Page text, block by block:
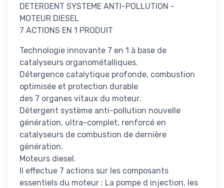
DETERGENT SYSTEME ANTI-POLLUTION -
MOTEUR DIESEL
7 ACTIONS EN 1 PRODUIT
Technologie innovante 7 en 1 à base de
catalyseurs organométalliques.
Détergence catalytique profonde, combustion
optimisée et protection durable
des 7 organes vitaux du moteur.
Détergent système anti-pollution nouvelle
génération, ultra-complet, renforcé en
catalyseurs de combustion de dernière
génération.
Moteurs diesel.
Il effectue 7 actions sur les composants
essentiels du moteur : La pompe d injection, les